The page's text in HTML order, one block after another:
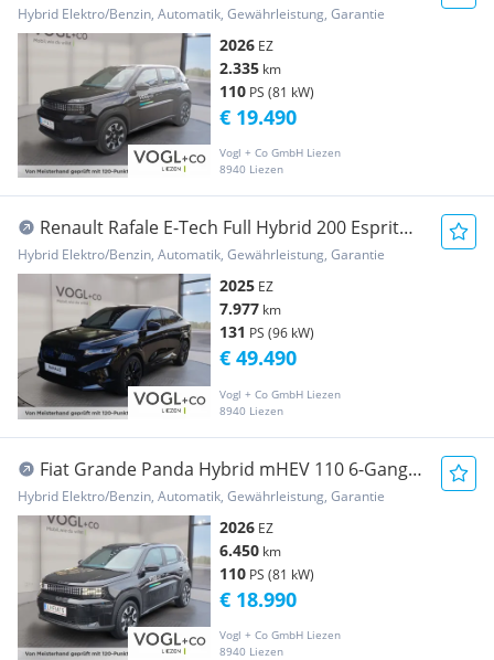
eDCT Icon
Hybrid Elektro/Benzin, Automatik, Gewährleistung, Garantie
2026 EZ
2.335 km
110 PS (81 kW)
Vogl + Co GmbH Liezen
8940 Liezen
€ 19.490
Renault Rafale E-Tech Full Hybrid 200 Esprit
Alpine Aut.
Hybrid Elektro/Benzin, Automatik, Gewährleistung, Garantie
2025 EZ
7.977 km
131 PS (96 kW)
Vogl + Co GmbH Liezen
8940 Liezen
€ 49.490
Fiat Grande Panda Hybrid mHEV 110 6-Gang
eDCT Icon
Hybrid Elektro/Benzin, Automatik, Gewährleistung, Garantie
2026 EZ
6.450 km
110 PS (81 kW)
Vogl + Co GmbH Liezen
8940 Liezen
€ 18.990